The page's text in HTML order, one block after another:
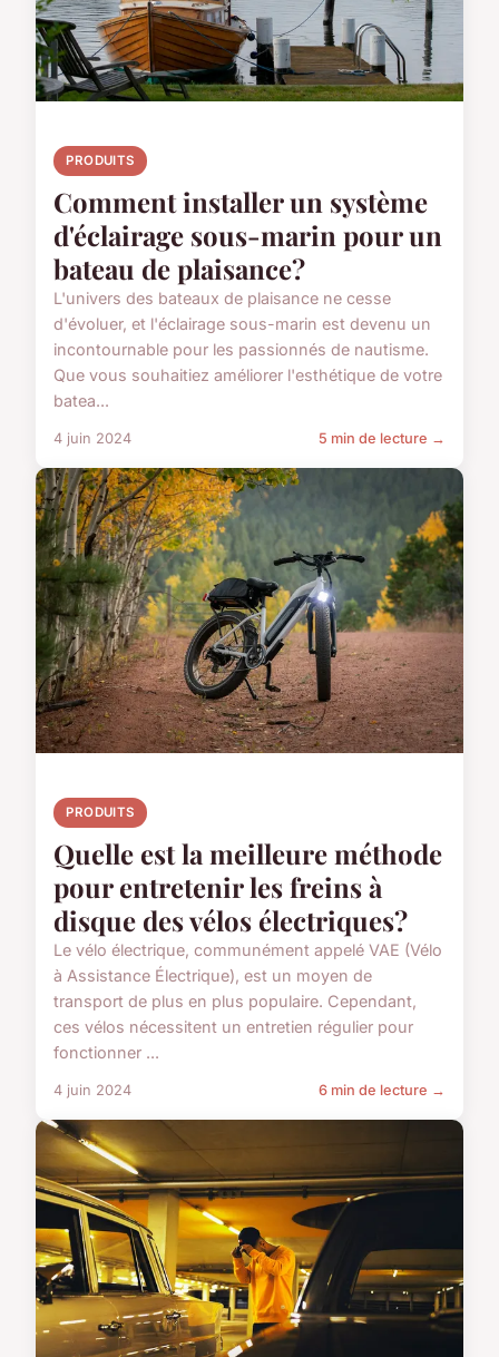
PRODUITS
Comment installer un système
d'éclairage sous-marin pour un
bateau de plaisance?
L'univers des bateaux de plaisance ne cesse
d'évoluer, et l'éclairage sous-marin est devenu un
incontournable pour les passionnés de nautisme.
Que vous souhaitiez améliorer l'esthétique de votre
batea...
4 juin 2024 5 min de lecture →
PRODUITS
Quelle est la meilleure méthode
pour entretenir les freins à
disque des vélos électriques?
Le vélo électrique, communément appelé VAE (Vélo
à Assistance Électrique), est un moyen de
transport de plus en plus populaire. Cependant,
ces vélos nécessitent un entretien régulier pour
fonctionner ...
4 juin 2024 6 min de lecture →